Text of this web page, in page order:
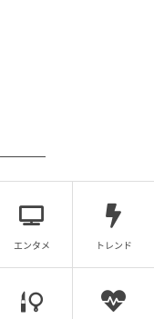
いやお買い物
エンタメ トレンド